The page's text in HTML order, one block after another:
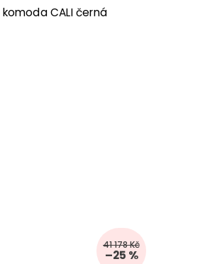
CALI černá
41 178 Kč
–25 %